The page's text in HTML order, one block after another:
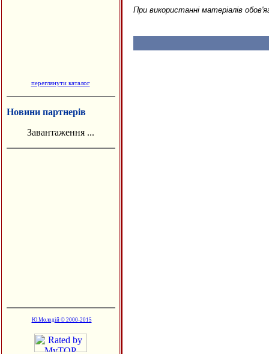
переглянути каталог
Новини партнерів
Завантаження ...
Ю.Молодій © 2000-2015
При використанні матеріалів